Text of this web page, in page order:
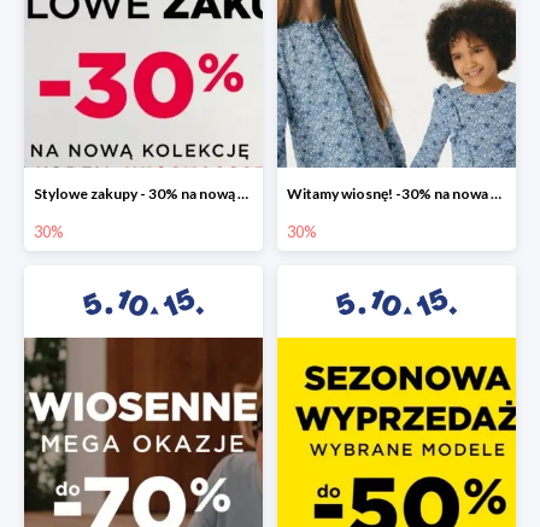
Stylowe zakupy - 30% na nową kolekcję
30%
Witamy wiosnę! -30% na nowa kolekcję
30%